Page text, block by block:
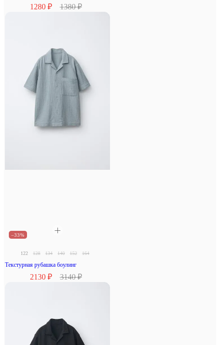
1280 ₽ 1380 ₽
–33%
122 128 134 140 152 164
Текстурная рубашка боулинг
2130 ₽ 3140 ₽